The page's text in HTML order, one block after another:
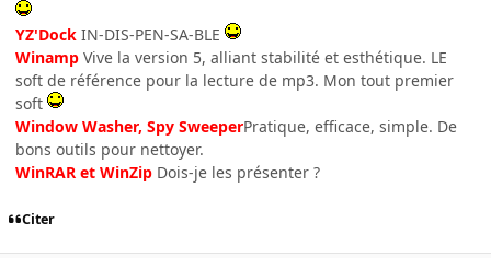
YZ'Dock IN-DIS-PEN-SA-BLE
Winamp Vive la version 5, alliant stabilité et esthétique. LE
soft de référence pour la lecture de mp3. Mon tout premier
soft
Window Washer, Spy SweeperPratique, efficace, simple. De
bons outils pour nettoyer.
WinRAR et WinZip Dois-je les présenter ?
Citer